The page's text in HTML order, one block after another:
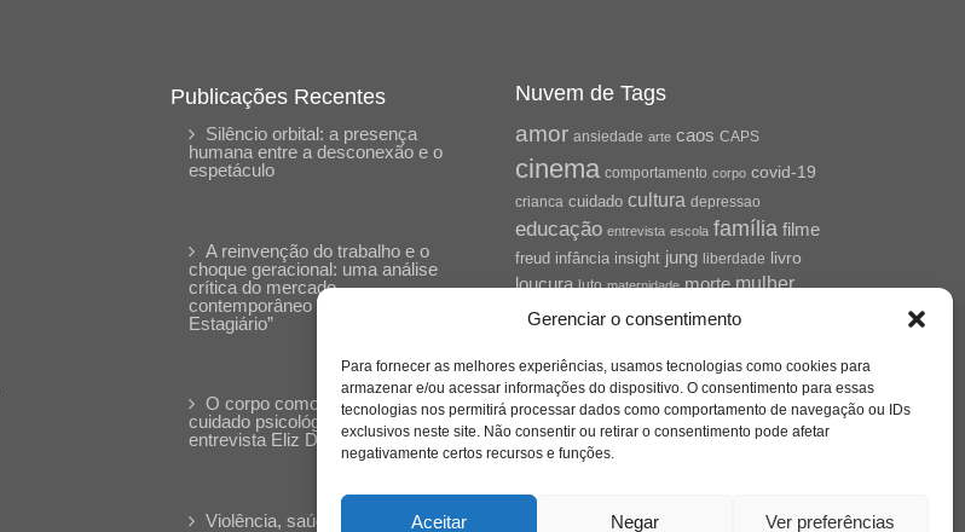
Gerenciar o consentimento
Para fornecer as melhores experiências, usamos tecnologias como cookies para
armazenar e/ou acessar informações do dispositivo. O consentimento para essas
tecnologias nos permitirá processar dados como comportamento de navegação ou IDs
exclusivos neste site. Não consentir ou retirar o consentimento pode afetar
negativamente certos recursos e funções.
Aceitar Negar Ver preferências
Publicações Recentes
Silêncio orbital: a presença
humana entre a desconexão e o
espetáculo
A reinvenção do trabalho e o
choque geracional: uma análise
crítica do mercado
contemporâneo em “Um Senhor
Estagiário”
O corpo como expressão do
cuidado psicológico: (En)Cena
entrevista Eliz Dorneles
Violência, saúde mental e a
Nuvem de Tags
amor ansiedade arte caos CAPS
cinema comportamento corpo covid-19
crianca cuidado cultura depressao
educação entrevista escola família filme
freud infância insight jung liberdade livro
loucura luto maternidade morte mulher
pandemia psicanálise
psicologia redes sociais
saúdesaúde mental
sexualidade sociedade SUS
tecnologia
violência